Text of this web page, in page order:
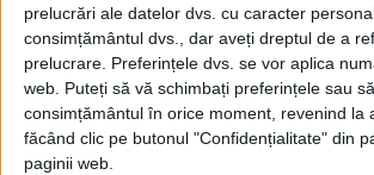
prelucrări ale datelor dvs. cu caracter
consimțământul dvs., dar aveți dreptul de a
prelucrare. Preferințele dvs. se vor aplica
web. Puteți să vă schimbați preferințele sau
consimțământul în orice moment, revenind la
făcând clic pe butonul "Confidențialitate" din
paginii web.
PORTOFOLIU
Capital
Evenimentul Zilei
Doctorul Zilei